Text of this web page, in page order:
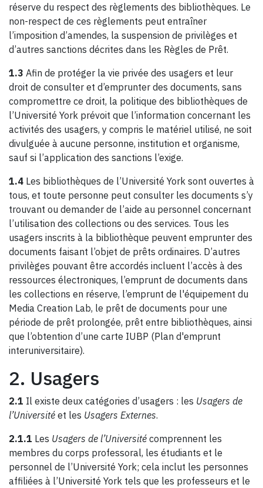
réserve du respect des règlements des bibliothèques. Le
non-respect de ces règlements peut entraîner
l’imposition d’amendes, la suspension de privilèges et
d’autres sanctions décrites dans les Règles de Prêt.
1.3 Afin de protéger la vie privée des usagers et leur
droit de consulter et d’emprunter des documents, sans
compromettre ce droit, la politique des bibliothèques de
l’Université York prévoit que l’information concernant les
activités des usagers, y compris le matériel utilisé, ne soit
divulguée à aucune personne, institution et organisme,
sauf si l’application des sanctions l’exige.
1.4 Les bibliothèques de l’Université York sont ouvertes à
tous, et toute personne peut consulter les documents s’y
trouvant ou demander de l’aide au personnel concernant
l’utilisation des collections ou des services. Tous les
usagers inscrits à la bibliothèque peuvent emprunter des
documents faisant l’objet de prêts ordinaires. D’autres
privilèges pouvant être accordés incluent l’accès à des
ressources électroniques, l’emprunt de documents dans
les collections en réserve, l’emprunt de l'équipement du
Media Creation Lab, le prêt de documents pour une
période de prêt prolongée, prêt entre bibliothèques, ainsi
que l’obtention d’une carte IUBP (Plan d'emprunt
interuniversitaire).
2. Usagers
2.1 Il existe deux catégories d’usagers : les Usagers de
l’Université et les Usagers Externes.
2.1.1 Les Usagers de l’Université comprennent les
membres du corps professoral, les étudiants et le
personnel de l’Université York; cela inclut les personnes
affiliées à l’Université York tels que les professeurs et le